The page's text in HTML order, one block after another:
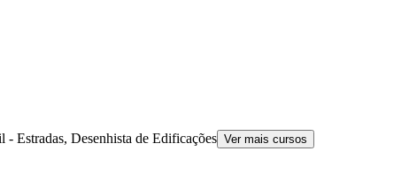
Estradas, Desenhista de Edificações Ver mais cursos